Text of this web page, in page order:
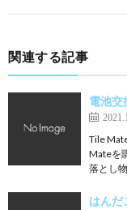
関連する記事
電池
Tile
Mateを
落とし
はんだ